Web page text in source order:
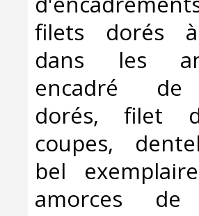
filets dorés
dans les
encadré de
dorés, filet
coupes,
bel
amorces